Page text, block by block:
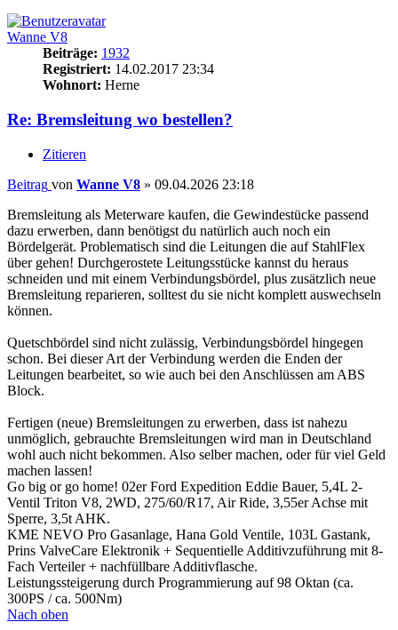
Wanne V8
Beiträge: 1932
Registriert: 14.02.2017 23:34
Wohnort: Herne
Re: Bremsleitung wo bestellen?
Zitieren
Beitrag von Wanne V8 » 09.04.2026 23:18
Bremsleitung als Meterware kaufen, die Gewindestücke passend
dazu erwerben, dann benötigst du natürlich auch noch ein
Bördelgerät. Problematisch sind die Leitungen die auf StahlFlex
über gehen! Durchgerostete Leitungsstücke kannst du heraus
schneiden und mit einem Verbindungsbördel, plus zusätzlich neue
Bremsleitung reparieren, solltest du sie nicht komplett auswechseln
können.
Quetschbördel sind nicht zulässig, Verbindungsbördel hingegen
schon. Bei dieser Art der Verbindung werden die Enden der
Leitungen bearbeitet, so wie auch bei den Anschlüssen am ABS
Block.
Fertigen (neue) Bremsleitungen zu erwerben, dass ist nahezu
unmöglich, gebrauchte Bremsleitungen wird man in Deutschland
wohl auch nicht bekommen. Also selber machen, oder für viel Geld
machen lassen!
Go big or go home! 02er Ford Expedition Eddie Bauer, 5,4L 2-
Ventil Triton V8, 2WD, 275/60/R17, Air Ride, 3,55er Achse mit
Sperre, 3,5t AHK.
KME NEVO Pro Gasanlage, Hana Gold Ventile, 103L Gastank,
Prins ValveCare Elektronik + Sequentielle Additivzuführung mit 8-
Fach Verteiler + nachfüllbare Additivflasche.
Leistungssteigerung durch Programmierung auf 98 Oktan (ca.
300PS / ca. 500Nm)
Nach oben